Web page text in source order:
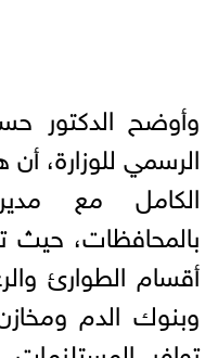
وأوضح الدكتور
الرسمي للوزارة،
الكامل مع
بالمحافظات، حيث
أقسام الطوارئ
وبنوك الدم